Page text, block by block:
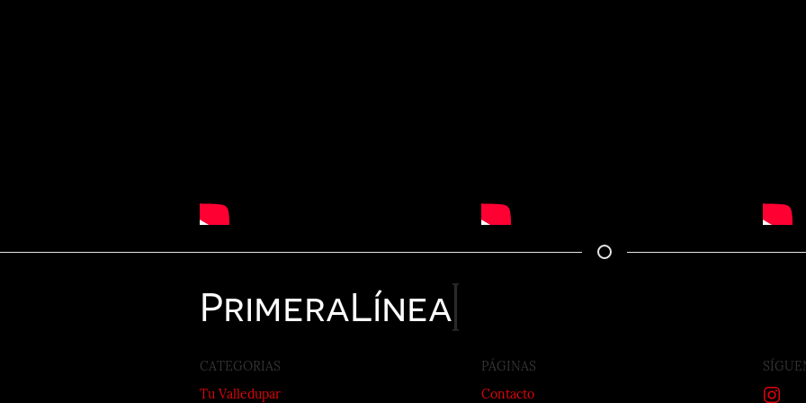
PrimeraLínea
CATEGORIAS
Tu Valledupar
PÁGINAS
Contacto